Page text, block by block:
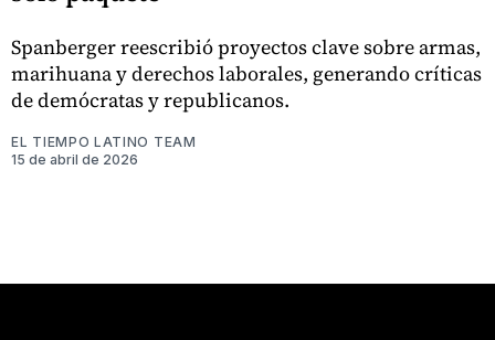
Spanberger reescribió proyectos clave sobre armas,
marihuana y derechos laborales, generando críticas
de demócratas y republicanos.
EL TIEMPO LATINO TEAM
15 de abril de 2026